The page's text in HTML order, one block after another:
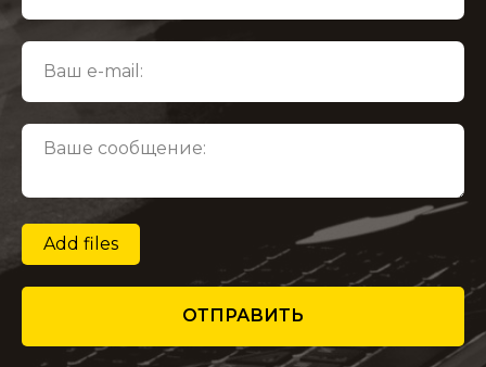
Add files
ОТПРАВИТЬ